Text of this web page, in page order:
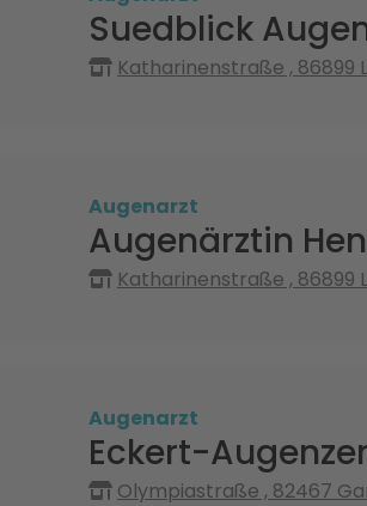
Suedblick
Katharinenstraße , 86899
Augenarzt
Augenärztin
Katharinenstraße , 86899
Augenarzt
Eckert-
Olympiastraße , 82467